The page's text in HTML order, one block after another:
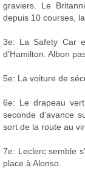
graviers. Le
depuis 10 courses,
3e: La Safety Car
d'Hamilton. Albon
5e: La voiture de
6e: Le drapeau
seconde d'avance
sort de la route au
7e: Leclerc semble
place à Alonso.